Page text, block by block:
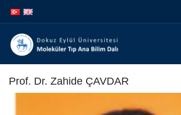
atla
atla
Prof. Dr. Zahide ÇAVDAR